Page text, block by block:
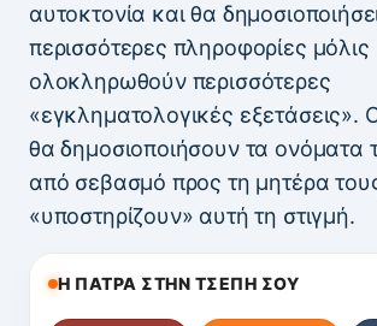
αυτοκτονία και θα
περισσότερες πληροφορίες μόλις
ολοκληρωθούν περισσότερες
«εγκληματολογικές εξετάσεις».
θα δημοσιοποιήσουν τα ονόματα
από σεβασμό προς τη μητέρα
«υποστηρίζουν» αυτή τη στιγμή.
Η ΠΑΤΡΑ ΣΤΗΝ ΤΣΕΠΗ ΣΟΥ